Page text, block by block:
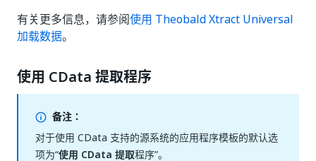
有关更多信息，请参阅使用 Theobald Xtract Universal
加载数据。
使用 CData 提取程序
备注：
对于使用 CData 支持的源系统的应用程序模板的默认选
项为“使用 CData 提取程序”。